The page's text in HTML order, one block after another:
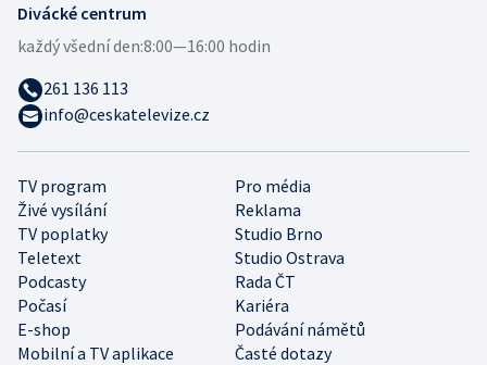
TV program
Pro média
Živé vysílání
Reklama
TV poplatky
Studio Brno
Teletext
Studio Ostrava
Podcasty
Rada ČT
Počasí
Kariéra
E-shop
Podávání námětů
Mobilní a TV aplikace
Časté dotazy
Divácké centrum
každý všední den:8:00—16:00 hodin
261 136 113
info@ceskatelevize.cz